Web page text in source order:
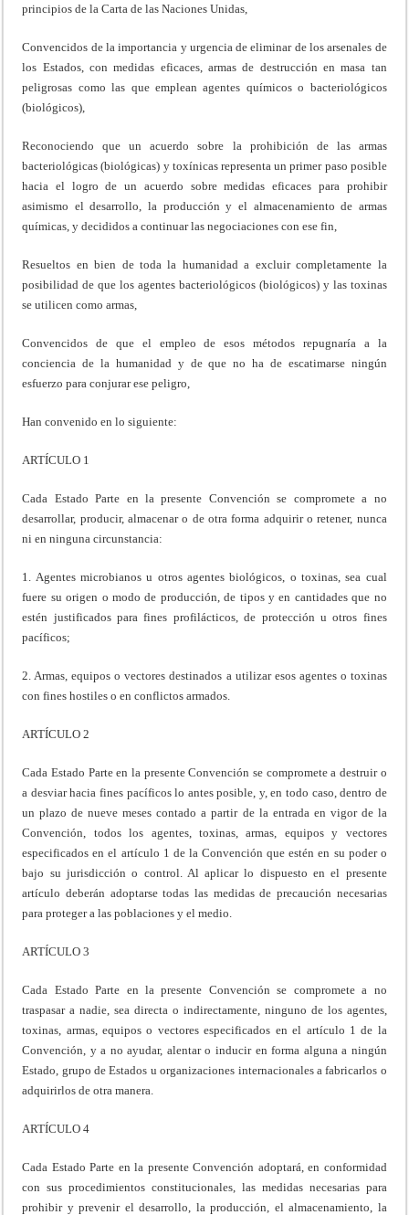
principios de la Carta de las Naciones Unidas,
Convencidos de la importancia y urgencia de eliminar de los arsenales de
los Estados, con medidas eficaces, armas de destrucción en masa tan
peligrosas como las que emplean agentes químicos o bacteriológicos
(biológicos),
Reconociendo que un acuerdo sobre la prohibición de las armas
bacteriológicas (biológicas) y toxínicas representa un primer paso posible
hacia el logro de un acuerdo sobre medidas eficaces para prohibir
asimismo el desarrollo, la producción y el almacenamiento de armas
químicas, y decididos a continuar las negociaciones con ese fin,
Resueltos en bien de toda la humanidad a excluir completamente la
posibilidad de que los agentes bacteriológicos (biológicos) y las toxinas
se utilicen como armas,
Convencidos de que el empleo de esos métodos repugnaría a la
conciencia de la humanidad y de que no ha de escatimarse ningún
esfuerzo para conjurar ese peligro,
Han convenido en lo siguiente:
ARTÍCULO 1
Cada Estado Parte en la presente Convención se compromete a no
desarrollar, producir, almacenar o de otra forma adquirir o retener, nunca
ni en ninguna circunstancia:
1. Agentes microbianos u otros agentes biológicos, o toxinas, sea cual
fuere su origen o modo de producción, de tipos y en cantidades que no
estén justificados para fines profilácticos, de protección u otros fines
pacíficos;
2. Armas, equipos o vectores destinados a utilizar esos agentes o toxinas
con fines hostiles o en conflictos armados.
ARTÍCULO 2
Cada Estado Parte en la presente Convención se compromete a destruir o
a desviar hacia fines pacíficos lo antes posible, y, en todo caso, dentro de
un plazo de nueve meses contado a partir de la entrada en vigor de la
Convención, todos los agentes, toxinas, armas, equipos y vectores
especificados en el artículo 1 de la Convención que estén en su poder o
bajo su jurisdicción o control. Al aplicar lo dispuesto en el presente
artículo deberán adoptarse todas las medidas de precaución necesarias
para proteger a las poblaciones y el medio.
ARTÍCULO 3
Cada Estado Parte en la presente Convención se compromete a no
traspasar a nadie, sea directa o indirectamente, ninguno de los agentes,
toxinas, armas, equipos o vectores especificados en el artículo 1 de la
Convención, y a no ayudar, alentar o inducir en forma alguna a ningún
Estado, grupo de Estados u organizaciones internacionales a fabricarlos o
adquirirlos de otra manera.
ARTÍCULO 4
Cada Estado Parte en la presente Convención adoptará, en conformidad
con sus procedimientos constitucionales, las medidas necesarias para
prohibir y prevenir el desarrollo, la producción, el almacenamiento, la